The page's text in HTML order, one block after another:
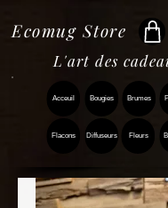
Ecomug Store
L'art des
Acceuil
Flacons
Bougies
Diffuseurs
Brumes
Fleurs